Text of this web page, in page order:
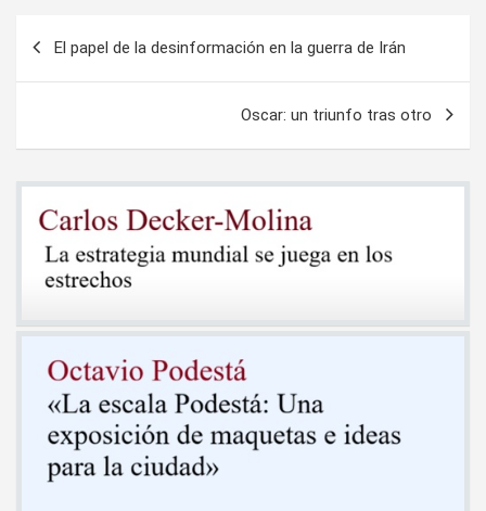
El papel de la desinformación en la guerra de Irán
Oscar: un triunfo tras otro